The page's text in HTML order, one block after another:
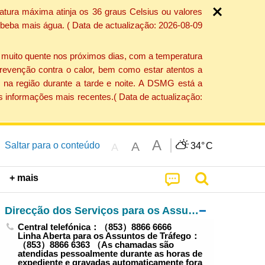
máxima atinja os 36 graus Celsius ou valores
mais água. ( Data de actualização: 2026-08-09
quente nos próximos dias, com a temperatura
contra o calor, bem como estar atentos a
região durante a tarde e noite. A DSMG está a
mais recentes.( Data de actualização:
Saltar para o conteúdo A A A 34°C
+ mais
Direcção dos Serviços para os Assuntos de Tráfego
Central telefónica：（853）8866 6666
Linha Aberta para os Assuntos de Tráfego：
（853）8866 6363 （As chamadas são
atendidas pessoalmente durante as horas de
expediente e gravadas automaticamente fora